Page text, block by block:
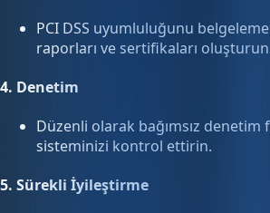
PCI DSS uyumluluğunu
raporları ve sertifikaları
4. Denetim
Düzenli olarak bağımsız denetim
sisteminizi kontrol ettirin.
5. Sürekli İyileştirme